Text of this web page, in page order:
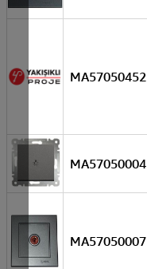
MA57050452
MA57050004
MA57050007